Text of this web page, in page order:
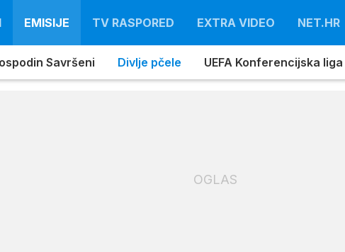
EMISIJE TV RASPORED EXTRA VIDEO NET.HR
Savršeni Divlje pčele UEFA Konferencijska
OGLAS